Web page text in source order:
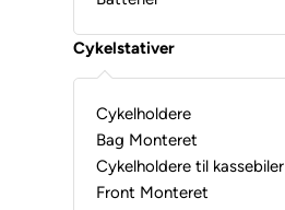
Cykelstativer
Cykelholdere
Bag Monteret
Cykelholdere til kassebiler
Front Monteret